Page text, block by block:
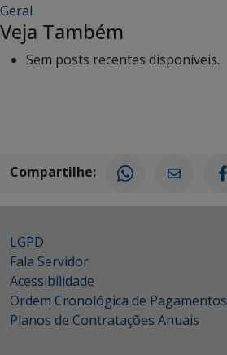
Geral
Veja Também
Sem posts recentes disponíveis.
Compartilhe:
LGPD
Fala Servidor
Acessibilidade
Ordem Cronológica de Pagamentos
Planos de Contratações Anuais